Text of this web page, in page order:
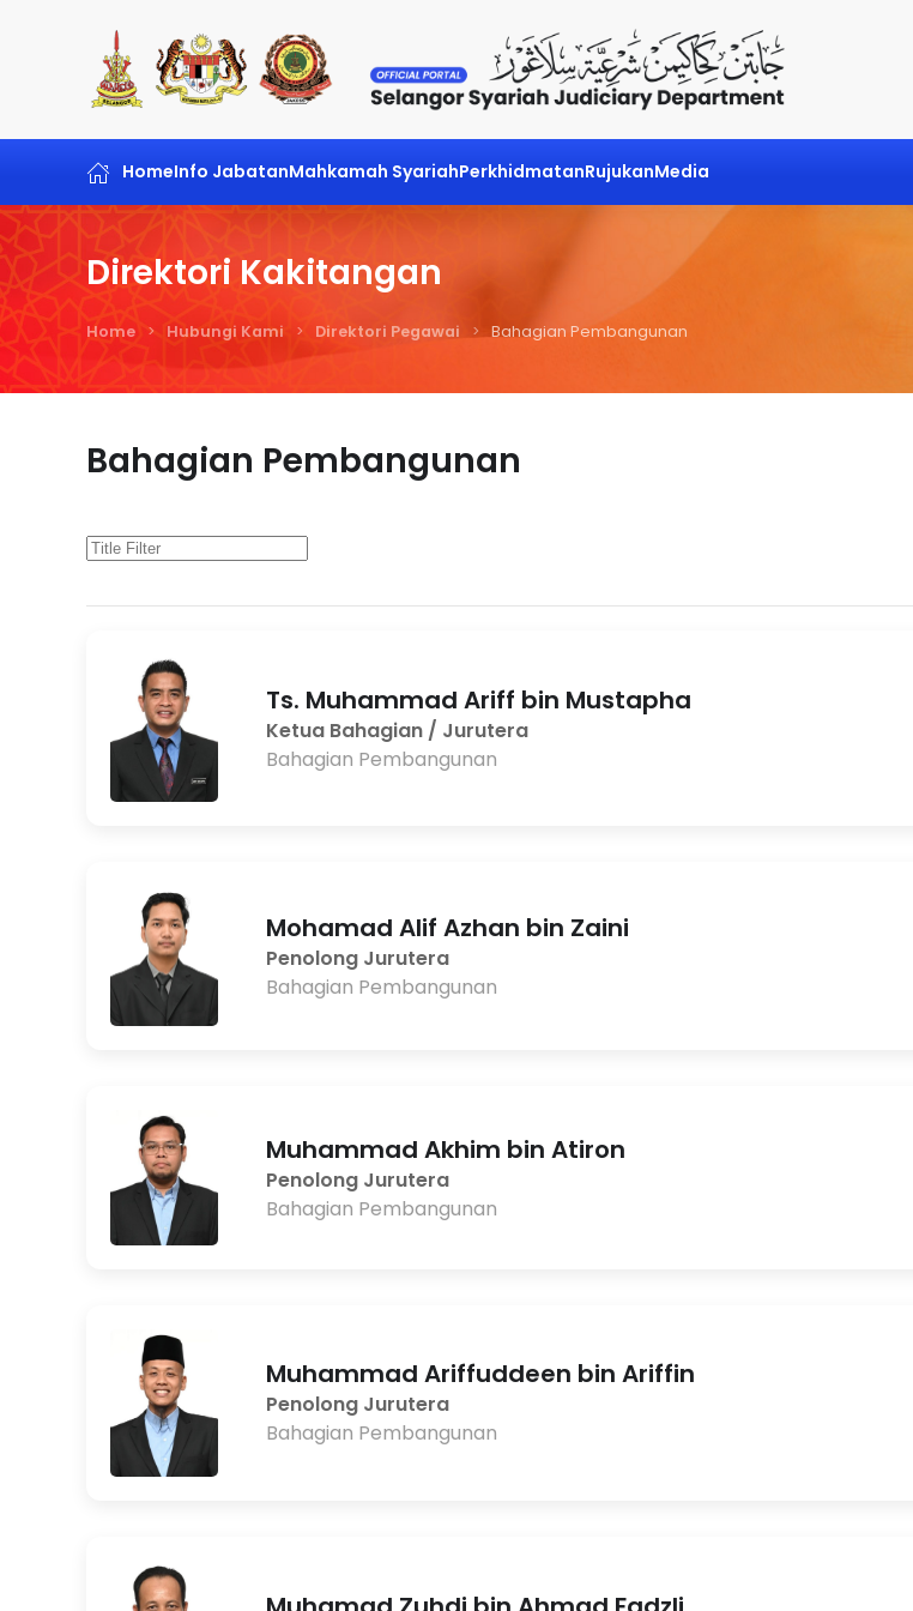
Skip to main content
HomeInfo JabatanMahkamah SyariahPerkhidmatanRujukanMedia
Direktori Kakitangan
Home Hubungi Kami Direktori Pegawai Bahagian Pembangunan
Bahagian Pembangunan
Ts. Muhammad Ariff bin Mustapha
Ketua Bahagian / Jurutera
Bahagian Pembangunan
Mohamad Alif Azhan bin Zaini
Penolong Jurutera
Bahagian Pembangunan
Muhammad Akhim bin Atiron
Penolong Jurutera
Bahagian Pembangunan
Muhammad Ariffuddeen bin Ariffin
Penolong Jurutera
Bahagian Pembangunan